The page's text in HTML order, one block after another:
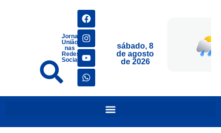
Jornais
União
nas
Redes
Sociais
sábado, 8
de agosto
de 2026